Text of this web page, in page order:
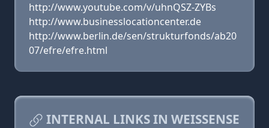
http://www.youtube.com/v/uhnQSZ-ZYBs
http://www.businesslocationcenter.de
http://www.berlin.de/sen/strukturfonds/ab20
07/efre/efre.html
INTERNAL LINKS IN WEISSENSE